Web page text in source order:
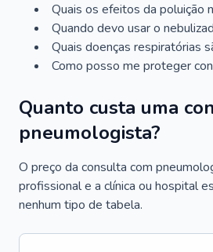
Quais os efeitos da poluição
Quando devo usar o
Quais doenças respiratórias
Como posso me proteger
Quanto custa uma
pneumologista?
O preço da consulta com
profissional e a clínica ou hospital
nenhum tipo de tabela.